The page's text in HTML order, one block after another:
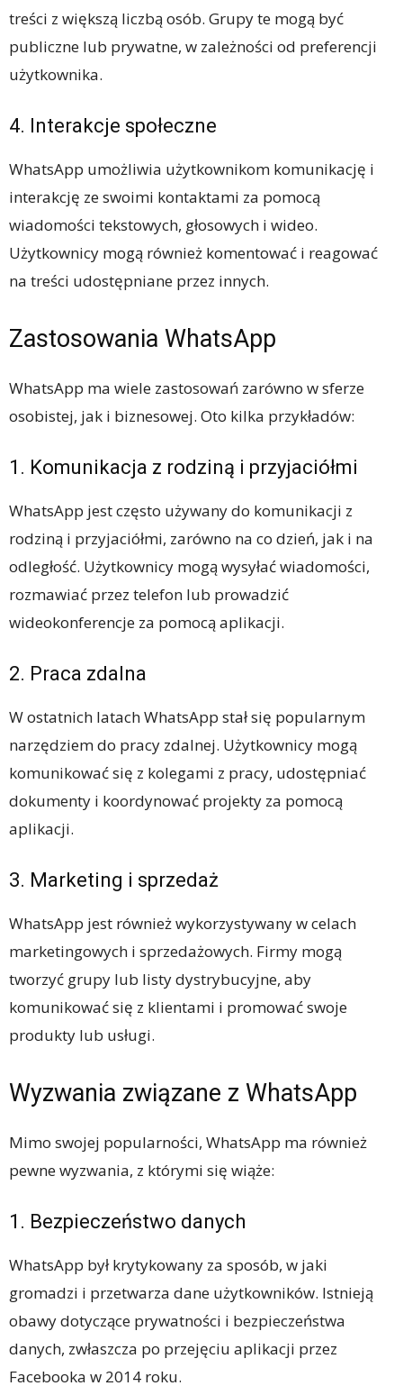
treści z większą liczbą osób. Grupy te mogą być
publiczne lub prywatne, w zależności od preferencji
użytkownika.
4. Interakcje społeczne
WhatsApp umożliwia użytkownikom komunikację i
interakcję ze swoimi kontaktami za pomocą
wiadomości tekstowych, głosowych i wideo.
Użytkownicy mogą również komentować i reagować
na treści udostępniane przez innych.
Zastosowania WhatsApp
WhatsApp ma wiele zastosowań zarówno w sferze
osobistej, jak i biznesowej. Oto kilka przykładów:
1. Komunikacja z rodziną i przyjaciółmi
WhatsApp jest często używany do komunikacji z
rodziną i przyjaciółmi, zarówno na co dzień, jak i na
odległość. Użytkownicy mogą wysyłać wiadomości,
rozmawiać przez telefon lub prowadzić
wideokonferencje za pomocą aplikacji.
2. Praca zdalna
W ostatnich latach WhatsApp stał się popularnym
narzędziem do pracy zdalnej. Użytkownicy mogą
komunikować się z kolegami z pracy, udostępniać
dokumenty i koordynować projekty za pomocą
aplikacji.
3. Marketing i sprzedaż
WhatsApp jest również wykorzystywany w celach
marketingowych i sprzedażowych. Firmy mogą
tworzyć grupy lub listy dystrybucyjne, aby
komunikować się z klientami i promować swoje
produkty lub usługi.
Wyzwania związane z WhatsApp
Mimo swojej popularności, WhatsApp ma również
pewne wyzwania, z którymi się wiąże:
1. Bezpieczeństwo danych
WhatsApp był krytykowany za sposób, w jaki
gromadzi i przetwarza dane użytkowników. Istnieją
obawy dotyczące prywatności i bezpieczeństwa
danych, zwłaszcza po przejęciu aplikacji przez
Facebooka w 2014 roku.